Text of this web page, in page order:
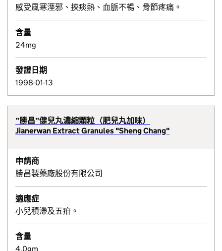
感受風寒溼邪、挾痰熱、血脈不暢、骨節疼痛。
含量
24mg
發證日期
1998-01-13
”勝昌”健兒丸濃縮顆粒（肥兒丸加味）
Jianerwan Extract Granules "Sheng Chang"
申請商
勝昌製藥廠股份有限公司
適應症
小兒積滯及五疳。
含量
4.0gm